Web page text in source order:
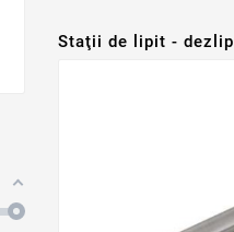
Staţii de lipit -